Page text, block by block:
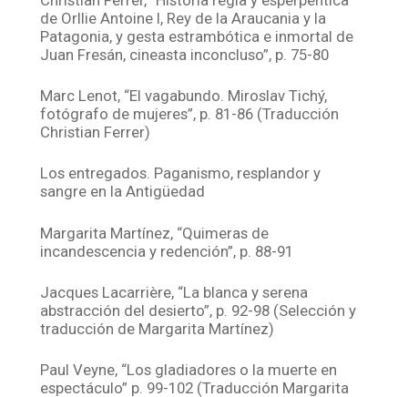
de Orllie Antoine I, Rey de la Araucania y la
Patagonia, y gesta estrambótica e inmortal de
Juan Fresán, cineasta inconcluso”, p. 75-80
Marc Lenot, “El vagabundo. Miroslav Tichý,
fotógrafo de mujeres”, p. 81-86 (Traducción
Christian Ferrer)
Los entregados. Paganismo, resplandor y
sangre en la Antigüedad
Margarita Martínez, “Quimeras de
incandescencia y redención”, p. 88-91
Jacques Lacarrière, “La blanca y serena
abstracción del desierto”, p. 92-98 (Selección y
traducción de Margarita Martínez)
Paul Veyne, “Los gladiadores o la muerte en
espectáculo” p. 99-102 (Traducción Margarita